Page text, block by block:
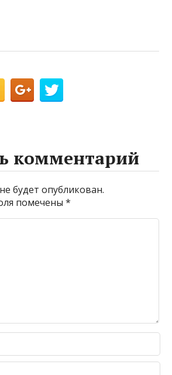
комментарий
будет опубликован.
помечены*